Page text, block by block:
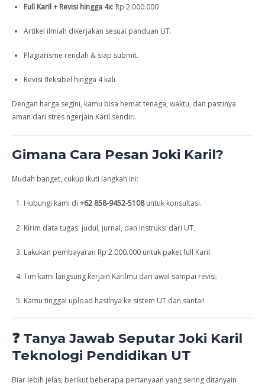
Full Karil + Revisi hingga 4x: Rp 2.000.000
Artikel ilmiah dikerjakan sesuai panduan UT.
Plagiarisme rendah & siap submit.
Revisi fleksibel hingga 4 kali.
Dengan harga segini, kamu bisa hemat tenaga, waktu, dan pastinya
aman dari stres ngerjain Karil sendiri.
Gimana Cara Pesan Joki Karil?
Mudah banget, cukup ikuti langkah ini:
Hubungi kami di +62 858-9452-5108untuk konsultasi.
Kirim data tugas: judul, jurnal, dan instruksi dari UT.
Lakukan pembayaran Rp 2.000.000 untuk paket full Karil.
Tim kami langsung kerjain Karilmu dari awal sampai revisi.
Kamu tinggal upload hasilnya ke sistem UT dan santai!
❓ Tanya Jawab Seputar Joki Karil
Teknologi Pendidikan UT
Biar lebih jelas, berikut beberapa pertanyaan yang sering ditanyain